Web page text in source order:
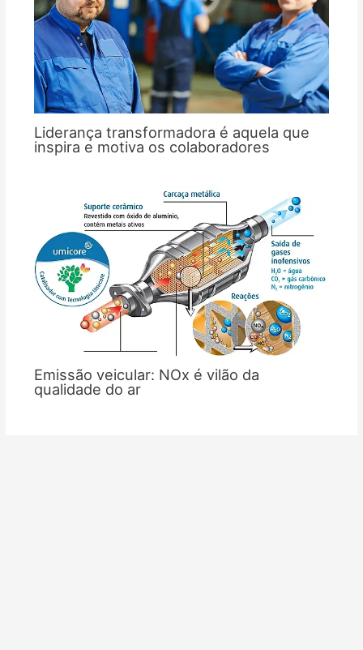
Liderança transformadora é aquela que
inspira e motiva os colaboradores
Emissão veicular: NOx é vilão da
qualidade do ar